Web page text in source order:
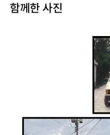
함께한 사진